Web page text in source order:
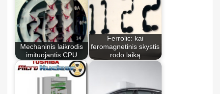
Mechaninis laikrodis
imituojantis CPU
Ferrolic: kai
feromagnetinis skystis
rodo laiką